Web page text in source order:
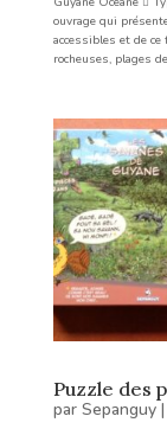
ouvrage qui
accessibles et de
rocheuses, plages
Puzzle des
par Sepanguy|